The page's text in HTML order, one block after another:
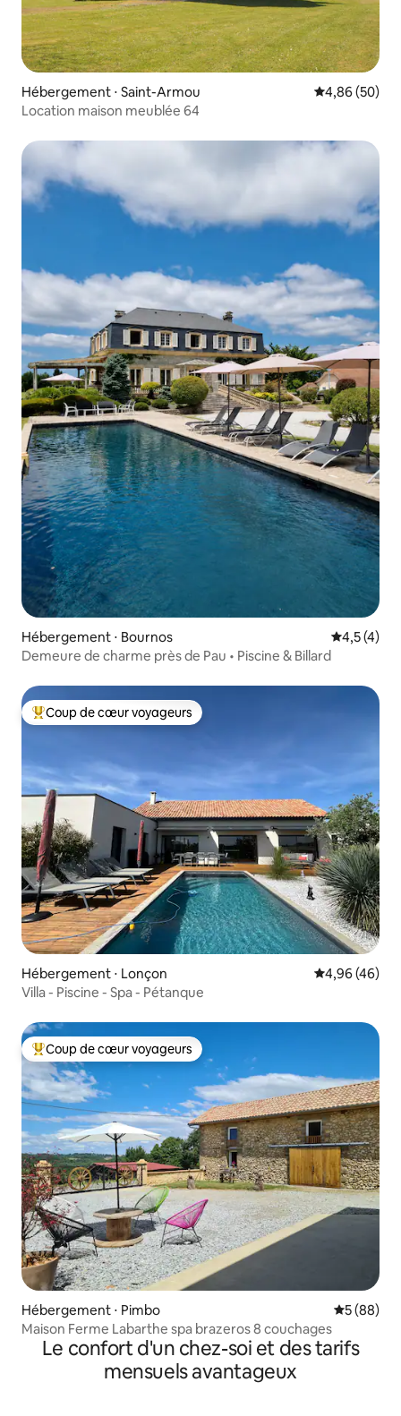
Hébergement ⋅ Saint-Armou Évaluation
4,86 (50)
Location maison meublée 64
Hébergement ⋅ Bournos Évaluation
4,5 (4)
Demeure de charme près de Pau • Piscine & Billard
Coups de cœur voyageurs les plus appréciés
Coup de cœur voyageurs
Hébergement ⋅ Lonçon Évaluation
4,96 (46)
Villa - Piscine - Spa - Pétanque
Coups de cœur voyageurs les plus appréciés
Coup de cœur voyageurs
Hébergement ⋅ Pimbo
5 (88)
Maison Ferme Labarthe spa brazeros 8 couchages
Le confort d'un chez-soi et des tarifs
mensuels avantageux